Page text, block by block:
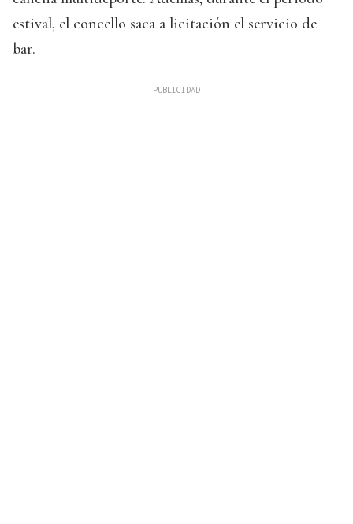
estival, el concello saca a licitación el servicio de
bar.